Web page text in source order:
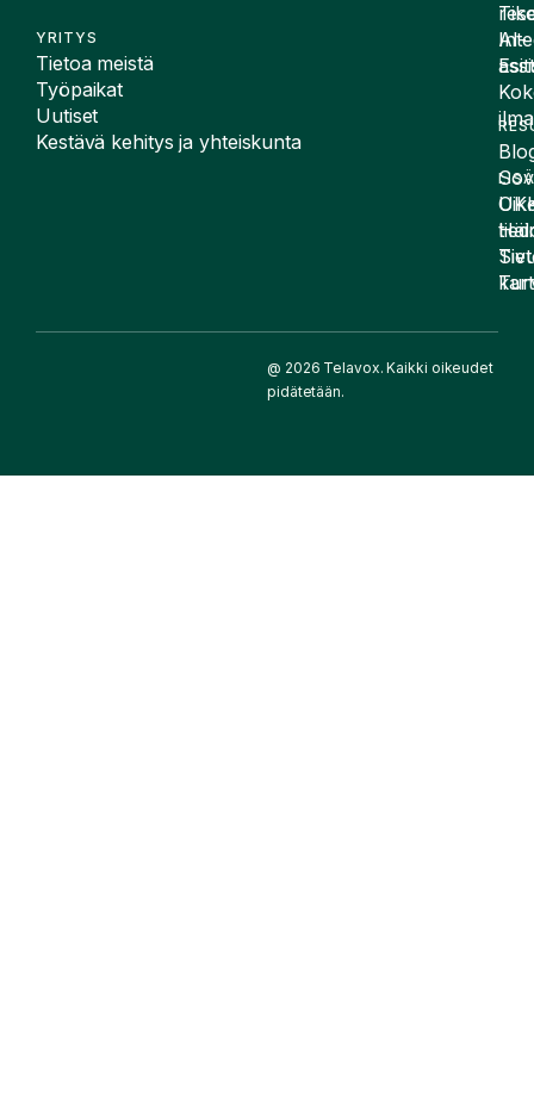
YRITYS
Tietoa meistä
Työpaikat
Uutiset
Kestävä kehitys ja yhteiskunta
AI-
@ 2026 Telavox. Kaikki oikeudet
pidätetään.